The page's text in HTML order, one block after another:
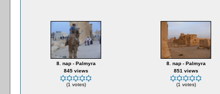
8. nap - Palmyra
845 views
(1 votes)
8. nap - Palmyra
851 views
(1 votes)